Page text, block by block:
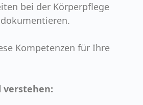
bei der Körperpflege
Kompetenzen für Ihre
verstehen: